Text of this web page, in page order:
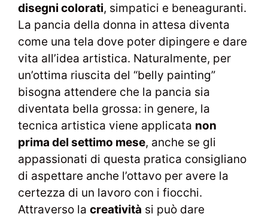
disegni colorati, simpatici e beneaguranti.
La pancia della donna in attesa diventa
come una tela dove poter dipingere e dare
vita all’idea artistica. Naturalmente, per
un’ottima riuscita del “belly painting”
bisogna attendere che la pancia sia
diventata bella grossa: in genere, la
tecnica artistica viene applicata non
prima del settimo mese, anche se gli
appassionati di questa pratica consigliano
di aspettare anche l’ottavo per avere la
certezza di un lavoro con i fiocchi.
Attraverso la creatività si può dare